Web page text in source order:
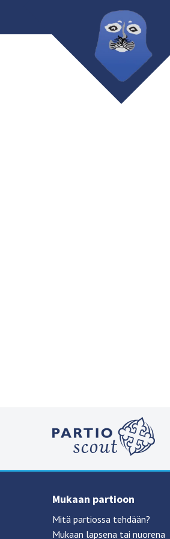
Mukaan partioon
Mitä partiossa tehdään?
Mukaan lapsena tai nuorena